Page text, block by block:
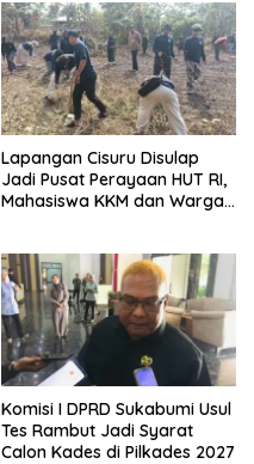
Lapangan Cisuru Disulap
Jadi Pusat Perayaan HUT RI,
Mahasiswa KKM dan Warga
Komisi I DPRD Sukabumi Usul
Tes Rambut Jadi Syarat
Calon Kades di Pilkades 2027